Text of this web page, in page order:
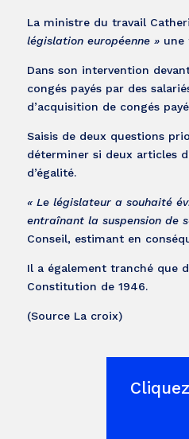
La ministre du travail
législation européenne »une
Dans son intervention
congés payés par des
d’acquisition de congés
Saisis de deux questions
déterminer si deux articles
d’égalité.
« Le législateur a souhaité
entraînant la suspension de
Conseil, estimant en
Il a également tranché que
Constitution de 1946.
(Source La croix)